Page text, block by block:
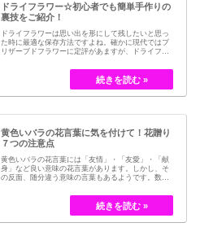
ドライフラワー☆初心者でも簡単手作りの
裏技をご紹介！
ドライフラワーは思い出を形にして残したいと思っ
た時に最適な保存方法ですよね。確かに現代ではブ
リザーブドフラワーに定評があますが、ドライフラ
とつです。結婚式のブーケなどに使われた花など、
今では押し花のサービスが有名ですが、昔はドライ
フラワーでも保存されてきました。30代以降の…
黄色いバラの花言葉に気を付けて！花贈り
７つの注意点
黄色いバラの花言葉には「友情」・「友愛」・「献
身」など良い意味の花言葉があります。しかし、そ
の反面、随分違う意味の言葉もあるようです。数多
ローズである「ハイブリット・ティー」の中には、
黄色のバラというのは、存在していませんでした。
しかし、フランスの園芸家ジョセフ・ペルネ＝デ…